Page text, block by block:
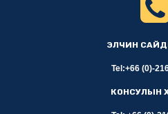
ЭЛЧИН
Tel:+66 (0)-
КОНСУЛЫН